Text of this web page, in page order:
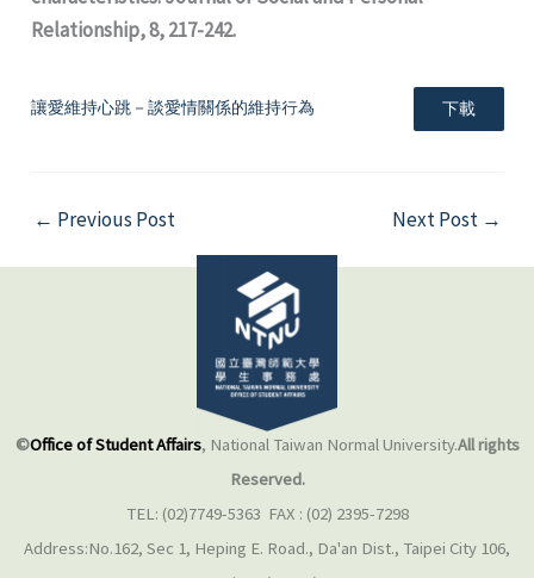
Relationship, 8, 217-242.
讓愛維持心跳－談愛情關係的維持行為 下載
← Previous Post Next Post →
©Office of Student Affairs, National Taiwan Normal University.All rights
Reserved.
TEL: (02)7749-5363 FAX : (02) 2395-7298
Address:No.162, Sec 1, Heping E. Road., Da'an Dist., Taipei City 106,